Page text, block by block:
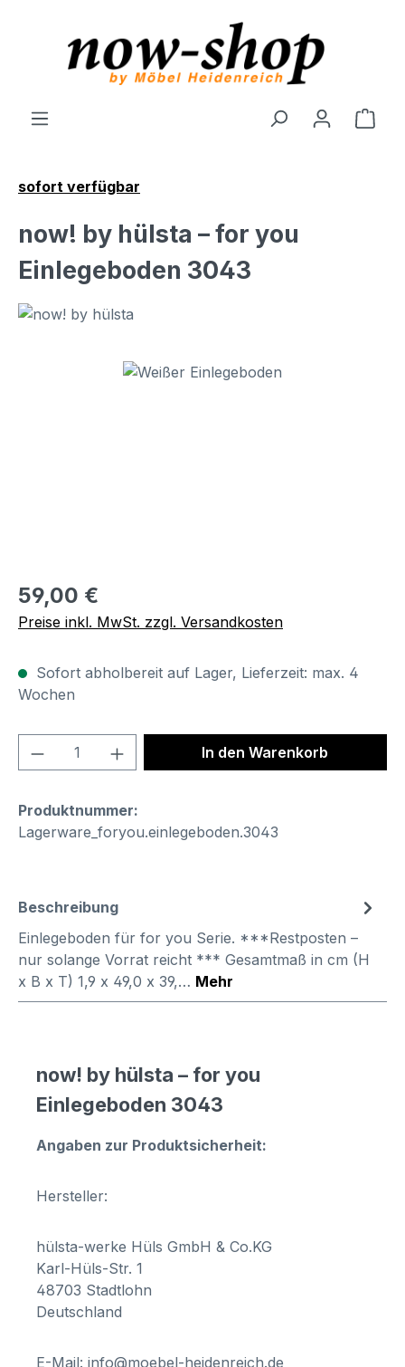
sofort verfügbar
now! by hülsta – for you
Einlegeboden 3043
Bildergalerie überspringen
Regulärer Preis:
59,00 €
Preise inkl. MwSt. zzgl. Versandkosten
Sofort abholbereit auf Lager, Lieferzeit: max. 4
Wochen
Produkt Anzahl: Gib denIn den Warenkorb
Produktnummer:
Lagerware_foryou.einlegeboden.3043
Beschreibung
Einlegeboden für for you Serie. ***Restposten –
nur solange Vorrat reicht *** Gesamtmaß in cm (H
x B x T) 1,9 x 49,0 x 39,… Mehr
now! by hülsta – for you
Einlegeboden 3043
Angaben zur Produktsicherheit:
Hersteller:
hülsta-werke Hüls GmbH & Co.KG
Karl-Hüls-Str. 1
48703 Stadtlohn
Deutschland
E-Mail: info@moebel-heidenreich.de